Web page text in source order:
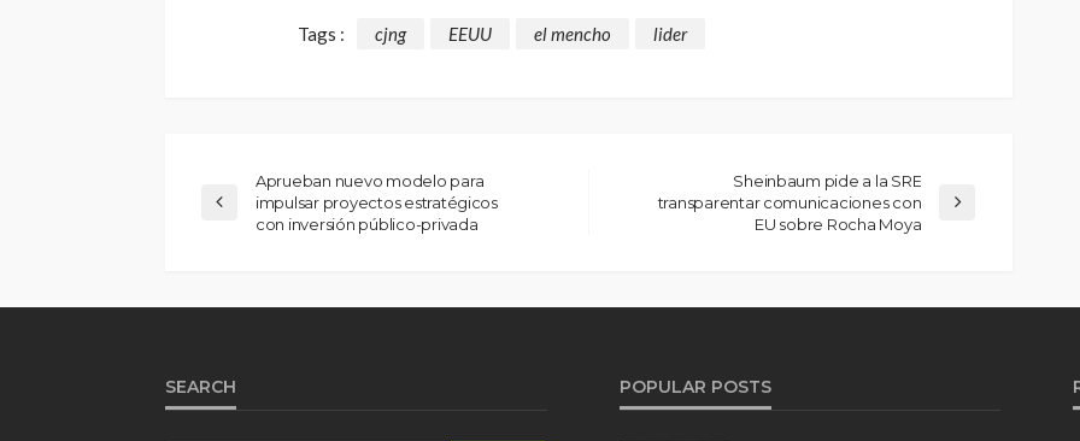
Tags : cjng EEUU el mencho lider
Aprueban nuevo modelo para
impulsar proyectos estratégicos
con inversión público-privada
Sheinbaum pide a la SRE
transparentar comunicaciones con
EU sobre Rocha Moya
SEARCH POPULAR POSTS